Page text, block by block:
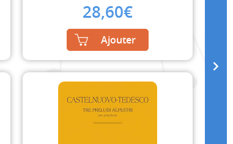
28,60€
Ajouter